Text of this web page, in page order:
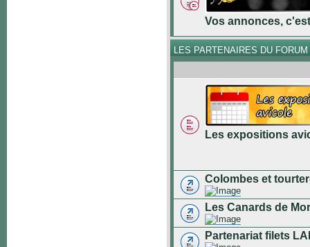
Vos annonces,
LES PARTENAIRES DU FORUM
Les expositions
Colombes et
Les Canards de
Partenariat filets